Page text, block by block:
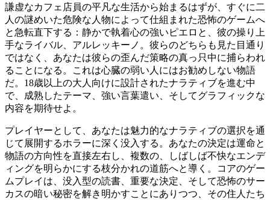
謙虚なカフェ店員の平凡な生活から始まるはずが、すぐに二
人の謎めいた危険な人物によって仕組まれた恐怖のゲームへ
と急転直下する：静かで執着心の強いピエロと、彼の操り上
手なライバル、アルレッキーノ。彼らのどちらも見た目通り
ではなく、あなたは彼らの歪んだ策略の真っ只中に捕らわれ
ることになる。これは心臓の弱い人にはお勧めしない物語
だ。18歳以上の大人向けに設計されたナラティブを進む中
で、成熟したテーマ、強い言葉遣い、そしてグラフィックな
内容を期待せよ。
プレイヤーとして、あなたは魅力的なナラティブの選択を通
じて展開するホラーに深く没入する。あなたの決定は運命と
物語の方向性を直接左右し、複数の、しばしば不快なエンデ
ィングを明らかにする枝分かれの道筋へと導く。コアのゲー
ムプレイは、没入型の読書、重要な決定、そして恐怖のサー
カスの暗い秘密を解き明かすことにありつつ、その住人たち